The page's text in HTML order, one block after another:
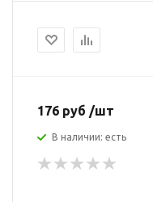
176 руб /шт
В наличии: есть